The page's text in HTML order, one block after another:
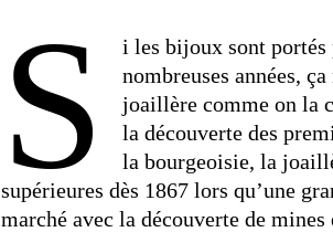
S
i les bijoux sont portés
nombreuses années,
joaillère comme on la
la découverte des
la bourgeoisie, la
supérieures dès 1867 lors qu’une
marché avec la découverte de